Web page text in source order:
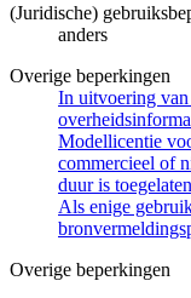
(Juridische)
anders
Overige beperkingen
In uitvoering van
Modellicentie
commercieel of
duur is
Als enige
Overige beperkingen